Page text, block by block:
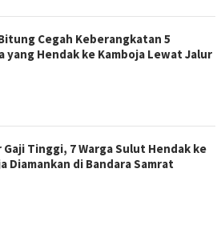
Cegah Keberangkatan 5
yang Hendak ke Kamboja Lewat Jalur
Tinggi, 7 Warga Sulut Hendak ke
Diamankan di Bandara Samrat